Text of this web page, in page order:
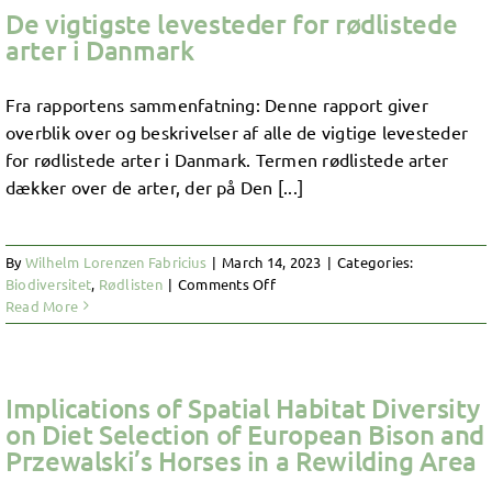
nåletræsfældning
De vigtigste levesteder for rødlistede
arter i Danmark
Fra rapportens sammenfatning: Denne rapport giver
overblik over og beskrivelser af alle de vigtige levesteder
for rødlistede arter i Danmark. Termen rødlistede arter
dækker over de arter, der på Den [...]
ByWilhelm Lorenzen Fabricius | March 14, 2023 | Categories:
Biodiversitet, Rødlisten | Comments Offon
vigtigste
arter
i
Danmark
Read More
Implications of Spatial Habitat Diversity
on Diet Selection of European Bison and
Przewalski’s Horses in a Rewilding Area